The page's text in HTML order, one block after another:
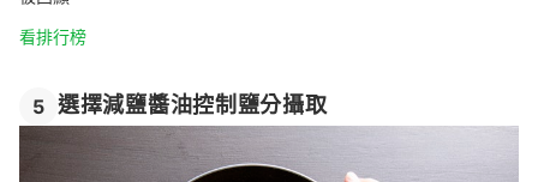
看排行榜
5 選擇減鹽醬油控制鹽分攝取